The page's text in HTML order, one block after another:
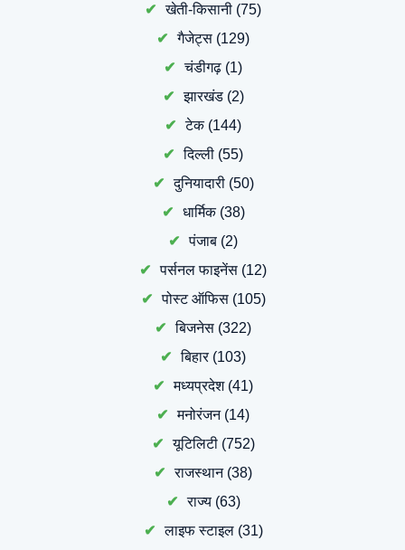
खेती-किसानी (75)
गैजेट्स (129)
चंडीगढ़ (1)
झारखंड(2)
टेक(144)
दिल्ली (55)
दुनियादारी(50)
धार्मिक(38)
पंजाब (2)
पर्सनल फाइनेंस (12)
पोस्ट ऑफिस(105)
बिजनेस (322)
बिहार(103)
मध्यप्रदेश(41)
मनोरंजन(14)
यूटिलिटी(752)
राजस्थान(38)
राज्य(63)
लाइफ स्टाइल(31)